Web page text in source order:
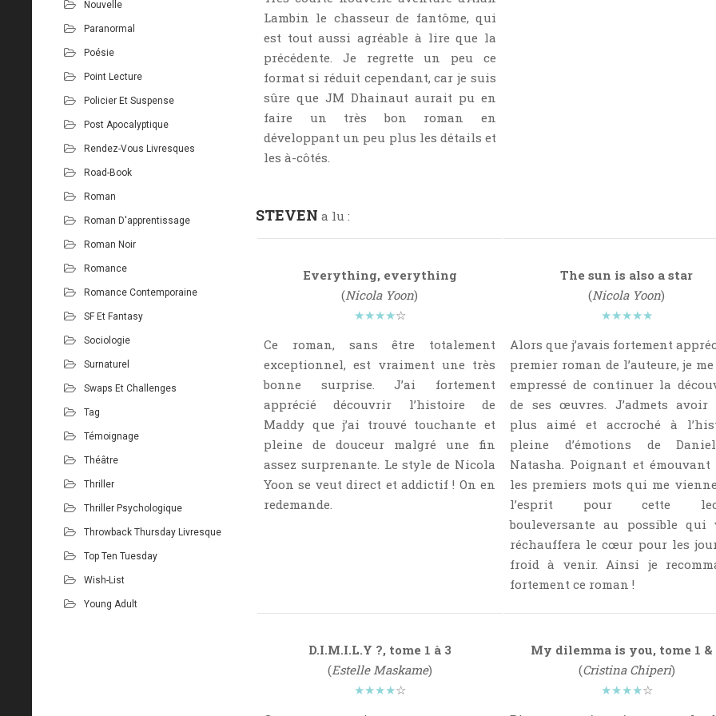
Nouvelle
Paranormal
Poésie
Point Lecture
Policier Et Suspense
Post Apocalyptique
Rendez-Vous Livresques
Road-Book
Roman
Roman D'apprentissage
Roman Noir
Romance
Romance Contemporaine
SF Et Fantasy
Sociologie
Surnaturel
Swaps Et Challenges
Tag
Témoignage
Théâtre
Thriller
Thriller Psychologique
Throwback Thursday Livresque
Top Ten Tuesday
Wish-List
Young Adult
Lambin le chasseur de fantôme, qui
est tout aussi agréable à lire que la
précédente. Je regrette un peu ce
format si réduit cependant, car je suis
sûre que JM Dhainaut aurait pu en
faire un très bon roman en
développant un peu plus les détails et
les à-côtés.
STEVEN a lu :
Everything, everything
(Nicola Yoon)
★★★★☆
Ce roman, sans être totalement
exceptionnel, est vraiment une très
bonne surprise. J’ai fortement
apprécié découvrir l’histoire de
Maddy que j’ai trouvé touchante et
pleine de douceur malgré une fin
assez surprenante. Le style de Nicola
Yoon se veut direct et addictif ! On en
redemande.
The sun is also a star
(Nicola Yoon)
★★★★★
Alors que j’avais fortement
premier roman de l’auteure, je
empressé de continuer la
de ses œuvres. J’admets avoir
plus aimé et accroché à
pleine d’émotions de
Natasha. Poignant et émouvant
les premiers mots qui me
l’esprit pour cette
bouleversante au possible qui
réchauffera le cœur pour les
froid à venir. Ainsi je
fortement ce roman !
D.I.M.I.L.Y ?, tome 1 à 3
(Estelle Maskame)
★★★★☆
My dilemma is you, tome 1 &
(Cristina Chiperi)
★★★★☆